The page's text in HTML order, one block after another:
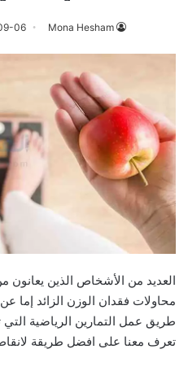
Mona Hesham
06
العديد من الأشخاص الذين يعانون
محاولات فقدان الوزن الزائد إما
طريق عمل التمارين الرياضية
تعرف معنا على افضل طريقة